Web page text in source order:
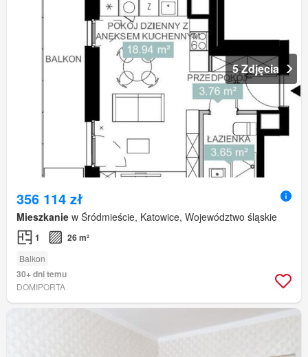
5 Zdjęcia
356 114 zł
Mieszkanie w Śródmieście, Katowice, Województwo śląskie
1 26 m²
Balkon
30+ dni temu
DOMIPORTA